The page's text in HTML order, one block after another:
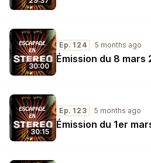
30:00
Ep. 124 5 months ago
Émission du 8 mars
30:15
Ep. 123 5 months ago
Émission du 1er